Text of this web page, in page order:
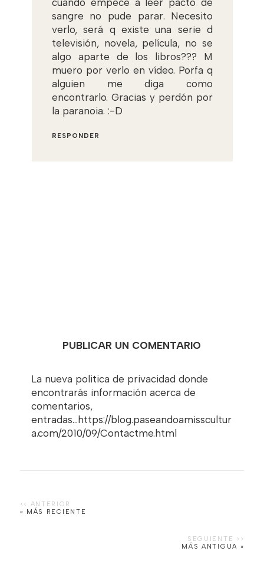
cuando empecé a leer pacto de
sangre no pude parar. Necesito
verlo, será q existe una serie d
televisión, novela, película, no se
algo aparte de los libros??? M
muero por verlo en vídeo. Porfa q
alguien me diga como
encontrarlo. Gracias y perdón por
la paranoia. :-D
RESPONDER
PUBLICAR UN COMENTARIO
La nueva politica de privacidad donde
encontrarás información acerca de
comentarios,
entradas...https://blog.paseandoamisscultur
a.com/2010/09/Contactme.html
« MÁS RECIENTE
MÁS ANTIGUA »